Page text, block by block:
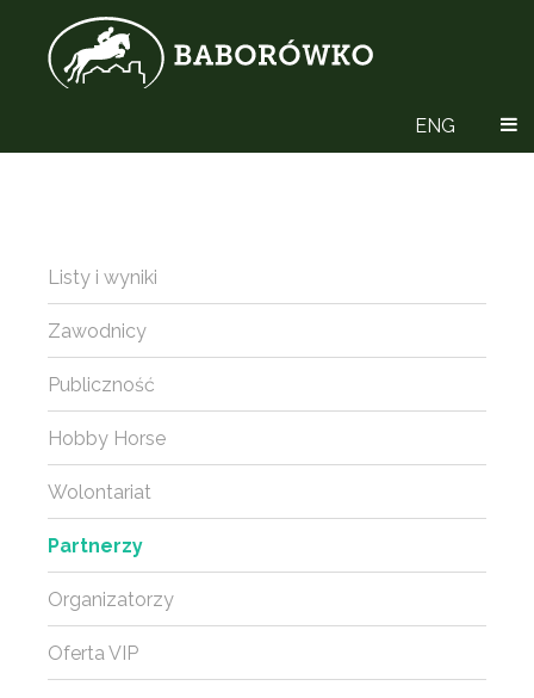
ENG
Listy i wyniki
Zawodnicy
Publiczność
Hobby Horse
Wolontariat
Partnerzy
Organizatorzy
Oferta VIP